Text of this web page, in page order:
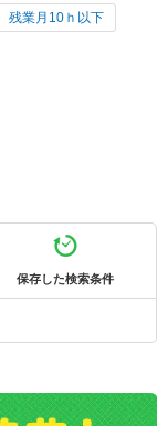
残業月10ｈ以下
保存した検索条件